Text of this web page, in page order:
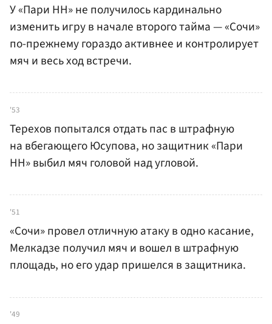
У «Пари НН» не получилось кардинально
изменить игру в начале второго тайма — «Сочи»
по-прежнему гораздо активнее и контролирует
мяч и весь ход встречи.
'53
Терехов попытался отдать пас в штрафную
на вбегающего Юсупова, но защитник «Пари
НН» выбил мяч головой над угловой.
'51
«Сочи» провел отличную атаку в одно касание,
Мелкадзе получил мяч и вошел в штрафную
площадь, но его удар пришелся в защитника.
'49